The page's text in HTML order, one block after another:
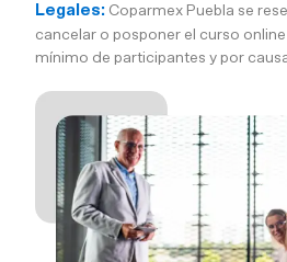
Legales: Coparmex Puebla se
cancelar o posponer el curso
mínimo de participantes y por